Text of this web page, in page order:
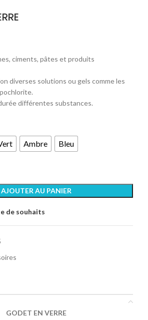
ciments, pâtes et produits
diverses solutions ou gels comme les
différentes substances.
Ambre Bleu
AJOUTER AU PANIER
de souhaits
GODET EN VERRE